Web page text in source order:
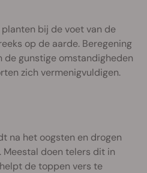
bij de voet van de
op de aarde. Beregening
de gunstige omstandigheden
zich vermenigvuldigen.
na het oogsten en drogen
doen telers dit in
de toppen vers te